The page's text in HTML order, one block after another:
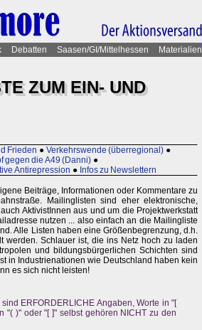
Debatten Saasen/GI/Mittelhessen Materialien
ZUM EIN- UND
Frieden ● Verkehrswende (überregional) ●
gegen die A49 (Danni) ●
Antirepression ● Infos zu Newslettern
Beiträge, Informationen oder Kommentare zu
Mailinglisten sind eher elektronische,
AktivistInnen aus und um die Projektwerkstatt
nutzen ... also einfach an die Mailingliste
Alle Listen haben eine Größenbegrenzung, d.h.
werden. Schlauer ist, die ins Netz hoch zu laden
und bildungsbürgerlichen Schichten sind
in Industrienationen wie Deutschland haben kein
es sich nicht leisten!
ERFORDERLICHE Angaben, Worte in "[
"( )" oder "[ ]" selbst gehören NICHT zu den